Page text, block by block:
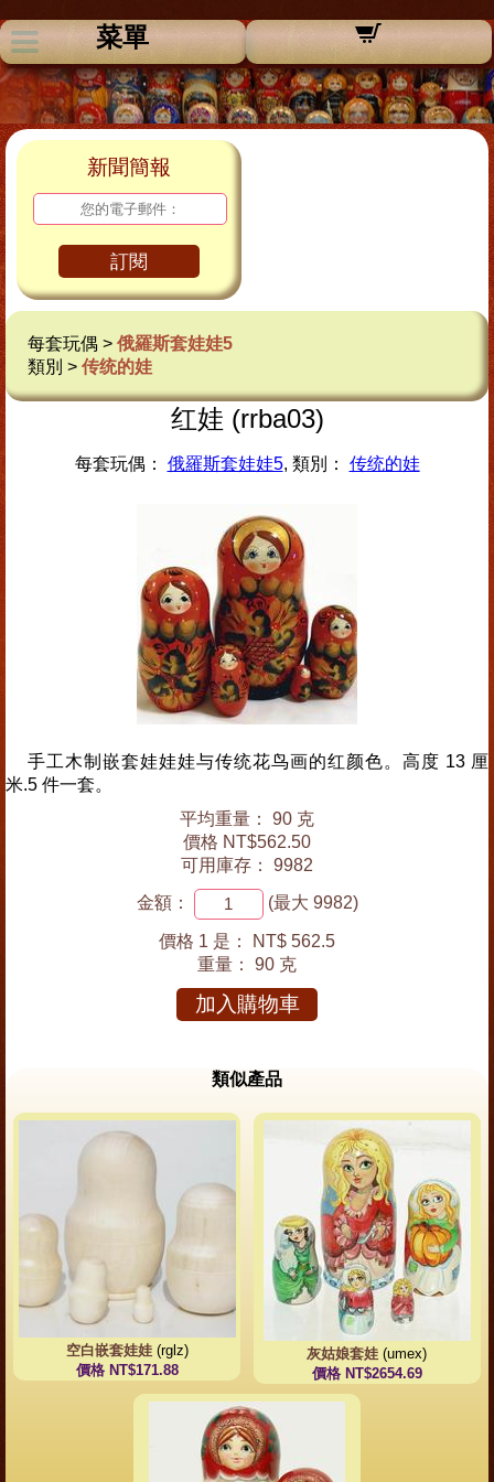
菜單
新聞簡報
訂閱
每套玩偶 > 俄羅斯套娃娃5
類別 > 传统的娃
红娃 (rrba03)
每套玩偶： 俄羅斯套娃娃5, 類別： 传统的娃
手工木制嵌套娃娃娃与传统花鸟画的红颜色。高度 13 厘
米.5 件一套。
平均重量： 90 克
價格 NT$562.50
可用庫存： 9982
金額： (最大 9982)
價格 1 是：
NT$ 562.5
重量： 90 克
加入購物車
類似產品
空白嵌套娃娃(rglz)
價格 NT$171.88
灰姑娘套娃 (umex)
價格 NT$2654.69